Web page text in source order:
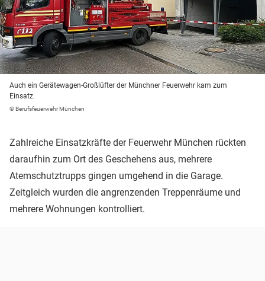
Auch ein Gerätewagen-Großlüfter der Münchner Feuerwehr kam zum
Einsatz.
© Berufsfeuerwehr München
Zahlreiche Einsatzkräfte der Feuerwehr München rückten
daraufhin zum Ort des Geschehens aus, mehrere
Atemschutztrupps gingen umgehend in die Garage.
Zeitgleich wurden die angrenzenden Treppenräume und
mehrere Wohnungen kontrolliert.